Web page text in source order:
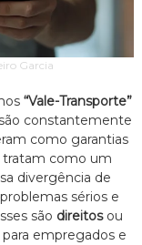
Garcia
“Vale-Transporte”
constantemente
como garantias
tratam como um
divergência de
sérios e
são direitosou
empregados e